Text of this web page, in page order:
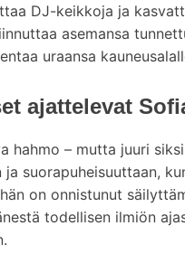
DJ-keikkoja ja
asemansa
uraansa
ajattelevat
hahmo – mutta juuri
ja suorapuheisuuttaan,
on onnistunut
todellisen ilmiön